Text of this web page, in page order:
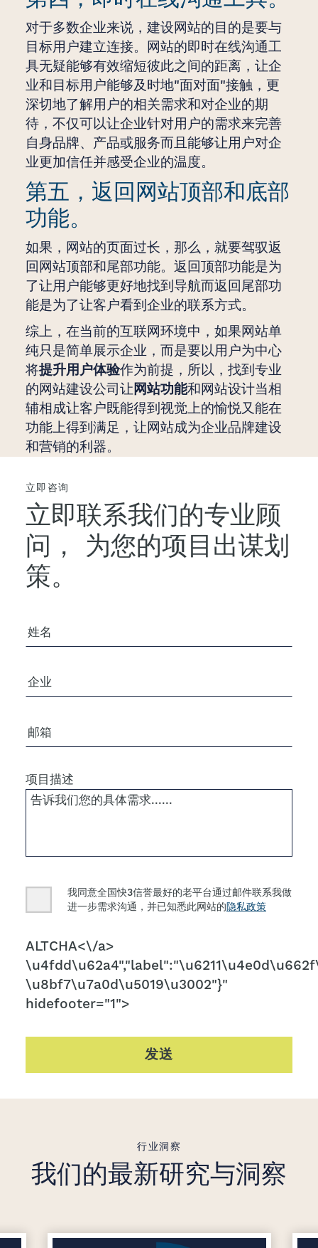
对于多数企业来说，建设网站的目的是要与
目标用户建立连接。网站的即时在线沟通工
具无疑能够有效缩短彼此之间的距离，让企
业和目标用户能够及时地"面对面"接触，更
深切地了解用户的相关需求和对企业的期
待，不仅可以让企业针对用户的需求来完善
自身品牌、产品或服务而且能够让用户对企
业更加信任并感受企业的温度。
第五，返回网站顶部和底部
功能。
如果，网站的页面过长，那么，就要驾驭返
回网站顶部和尾部功能。返回顶部功能是为
了让用户能够更好地找到导航而返回尾部功
能是为了让客户看到企业的联系方式。
综上，在当前的互联网环境中，如果网站单
纯只是简单展示企业，而是要以用户为中心
将提升用户体验作为前提，所以，找到专业
的网站建设公司让网站功能和网站设计当相
辅相成让客户既能得到视觉上的愉悦又能在
功能上得到满足，让网站成为企业品牌建设
和营销的利器。
立即咨询
立即联系我们的专业顾
问，
为您的项目出谋划
策。
您的姓名
公司/组织
电子邮箱
项目描述
Consent
我同意全国快3信誉最好的老平台通过邮件联系我做
进一步需求沟通，并已知悉此网站的隐私政策
CAPTCHA
ALTCHA<\/a>
\u8bf7\u7a0d\u5019\u3002"}"
hidefooter="1">
发送
行业洞察
我们的最新研究与洞察